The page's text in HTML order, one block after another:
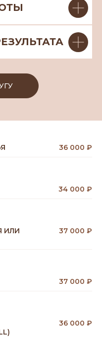
36 000 ₽
34 000 ₽
ИЛИ
37 000 ₽
37 000 ₽
36 000 ₽